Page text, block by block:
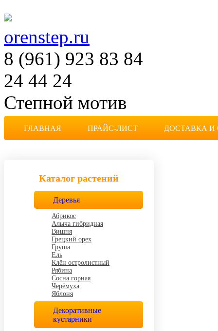
orenstep.ru
8 (961) 923 83 84
24 44 24
Степной мотив
Частная коллекция
ГЛАВНАЯ ПРАЙС-ЛИСТ ДОСТАВКА И
Каталог растений
Деревья
Абрикос
Алыча гибридная
Вишня
Грецкий орех
Груша
Ель
Клён остролистный
Рябина
Сосна горная
Черёмуха
Яблоня
Декоративные
кустарники